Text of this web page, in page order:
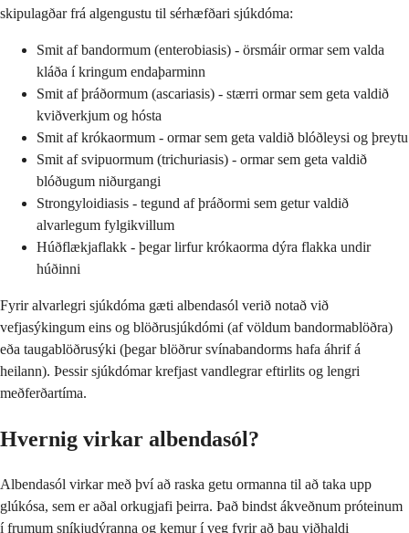
skipulagðar frá algengustu til sérhæfðari sjúkdóma:
Smit af bandormum (enterobiasis) - örsmáir ormar sem valda
kláða í kringum endaþarminn
Smit af þráðormum (ascariasis) - stærri ormar sem geta valdið
kviðverkjum og hósta
Smit af krókaormum - ormar sem geta valdið blóðleysi og þreytu
Smit af svipuormum (trichuriasis) - ormar sem geta valdið
blóðugum niðurgangi
Strongyloidiasis - tegund af þráðormi sem getur valdið
alvarlegum fylgikvillum
Húðflækjaflakk - þegar lirfur krókaorma dýra flakka undir
húðinni
Fyrir alvarlegri sjúkdóma gæti albendasól verið notað við
vefjasýkingum eins og blöðrusjúkdómi (af völdum bandormablöðra)
eða taugablöðrusýki (þegar blöðrur svínabandorms hafa áhrif á
heilann). Þessir sjúkdómar krefjast vandlegrar eftirlits og lengri
meðferðartíma.
Hvernig virkar albendasól?
Albendasól virkar með því að raska getu ormanna til að taka upp
glúkósa, sem er aðal orkugjafi þeirra. Það bindst ákveðnum próteinum
í frumum sníkjudýranna og kemur í veg fyrir að þau viðhaldi